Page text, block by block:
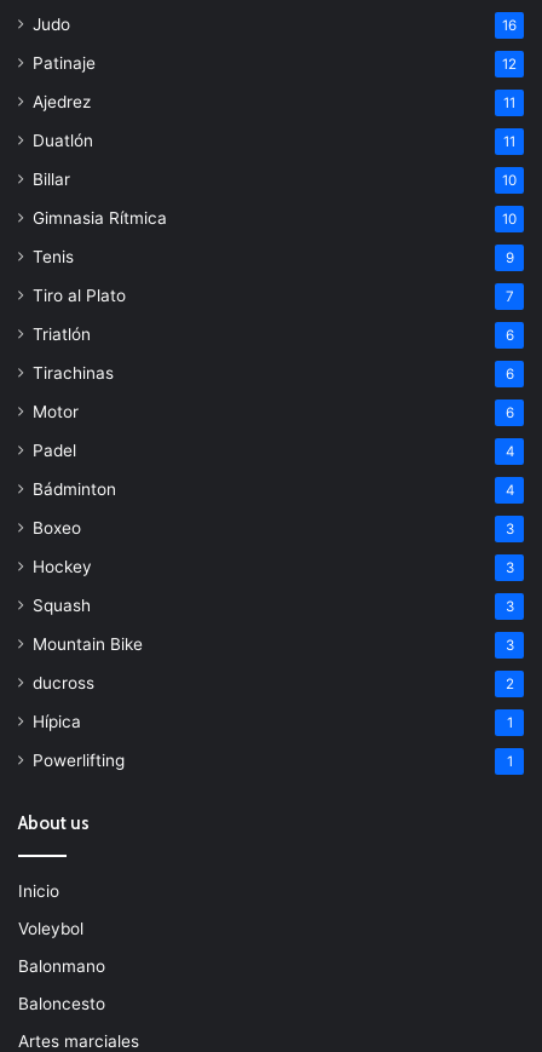
Judo 16
Patinaje 12
Ajedrez 11
Duatlón 11
Billar 10
Gimnasia Rítmica 10
Tenis 9
Tiro al Plato 7
Triatlón 6
Tirachinas 6
Motor 6
Padel 4
Bádminton 4
Boxeo 3
Hockey 3
Squash 3
Mountain Bike 3
ducross 2
Hípica 1
Powerlifting 1
About us
Inicio
Voleybol
Balonmano
Baloncesto
Artes marciales